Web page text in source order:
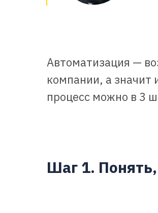
Автоматизация —
компании, а значит
процесс можно в 3
Шаг 1.